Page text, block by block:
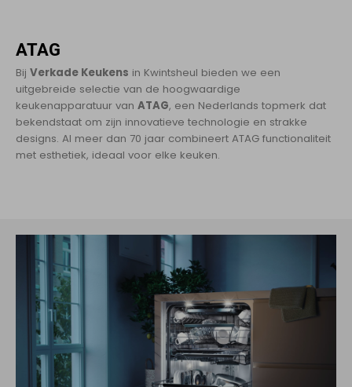
ATAG
Bij Verkade Keukens in Kwintsheul bieden we een
uitgebreide selectie van de hoogwaardige
keukenapparatuur van ATAG, een Nederlands topmerk dat
bekendstaat om zijn innovatieve technologie en strakke
designs. Al meer dan 70 jaar combineert ATAG functionaliteit
met esthetiek, ideaal voor elke keuken.